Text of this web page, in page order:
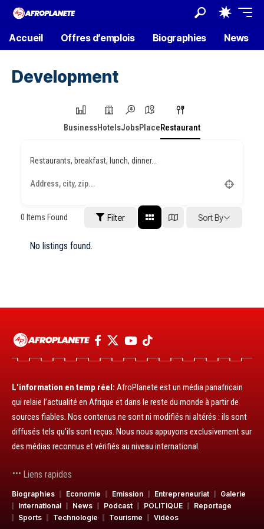
Accueil Offres d’emplois Biographies News
Development
BusinessHotelsJobsPlaceRestaurant
Restaurants, breakfast, lunch, dinner...
0 Items Found Filter Sort By
No listings found.
L'information en temp réel: AfroPlanete est un média panafricain
qui relaie l’actualité en Afrique et dans le reste du monde à partir de
sources fiables. Nos contenus ne sont ni modifiés ni altérés : ils sont
diffusés tels qu’ils sont reçus. Nous nous appuyons exclusivement sur
des médias reconnus et vérifiés au niveau international.
Liens rapides
Biographies Economie Emission Entrepreneuriat
Galerie
International
News Podcast POLITIQUE
Reportage
Sports
Technologie Tourisme Vidéos